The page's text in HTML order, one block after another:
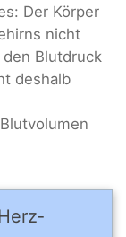
Der Körper
nicht
Blutdruck
deshalb